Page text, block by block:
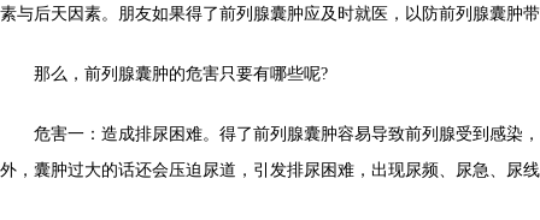
素与后天因素。朋友如果得了前列腺囊肿应及时就医，以防前列腺囊肿
那么，前列腺囊肿的危害只要有哪些呢?
危害一：造成排尿困难。得了前列腺囊肿容易导致前列腺受到感染
外，囊肿过大的话还会压迫尿道，引发排尿困难，出现尿频、尿急、尿